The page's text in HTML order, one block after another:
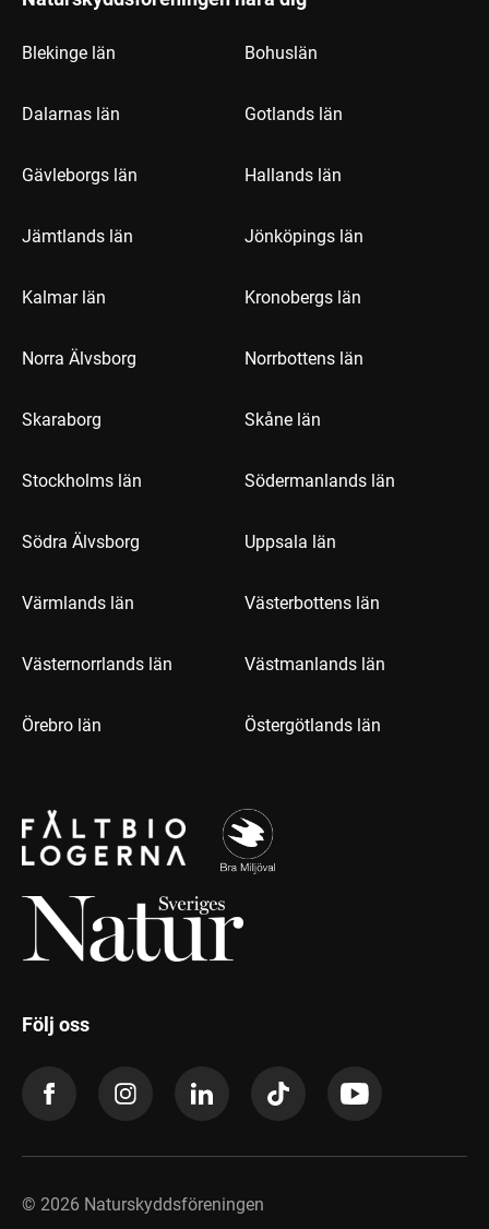
Blekinge län Bohuslän
Dalarnas län Gotlands län
Gävleborgs län Hallands län
Jämtlands län Jönköpings län
Kalmar län Kronobergs län
Norra Älvsborg Norrbottens län
Skaraborg Skåne län
Stockholms län Södermanlands län
Södra Älvsborg Uppsala län
Värmlands län Västerbottens län
Västernorrlands län Västmanlands län
Örebro län Östergötlands län
Följ oss
© 2026 Naturskyddsföreningen